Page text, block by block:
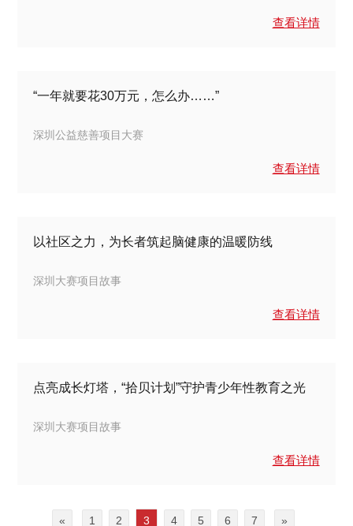
查看详情
“一年就要花30万元，怎么办……”
深圳公益慈善项目大赛
查看详情
以社区之力，为长者筑起脑健康的温暖防线
深圳大赛项目故事
查看详情
点亮成长灯塔，“拾贝计划”守护青少年性教育之光
深圳大赛项目故事
查看详情
« 1 2 3 4 5 6 7 »